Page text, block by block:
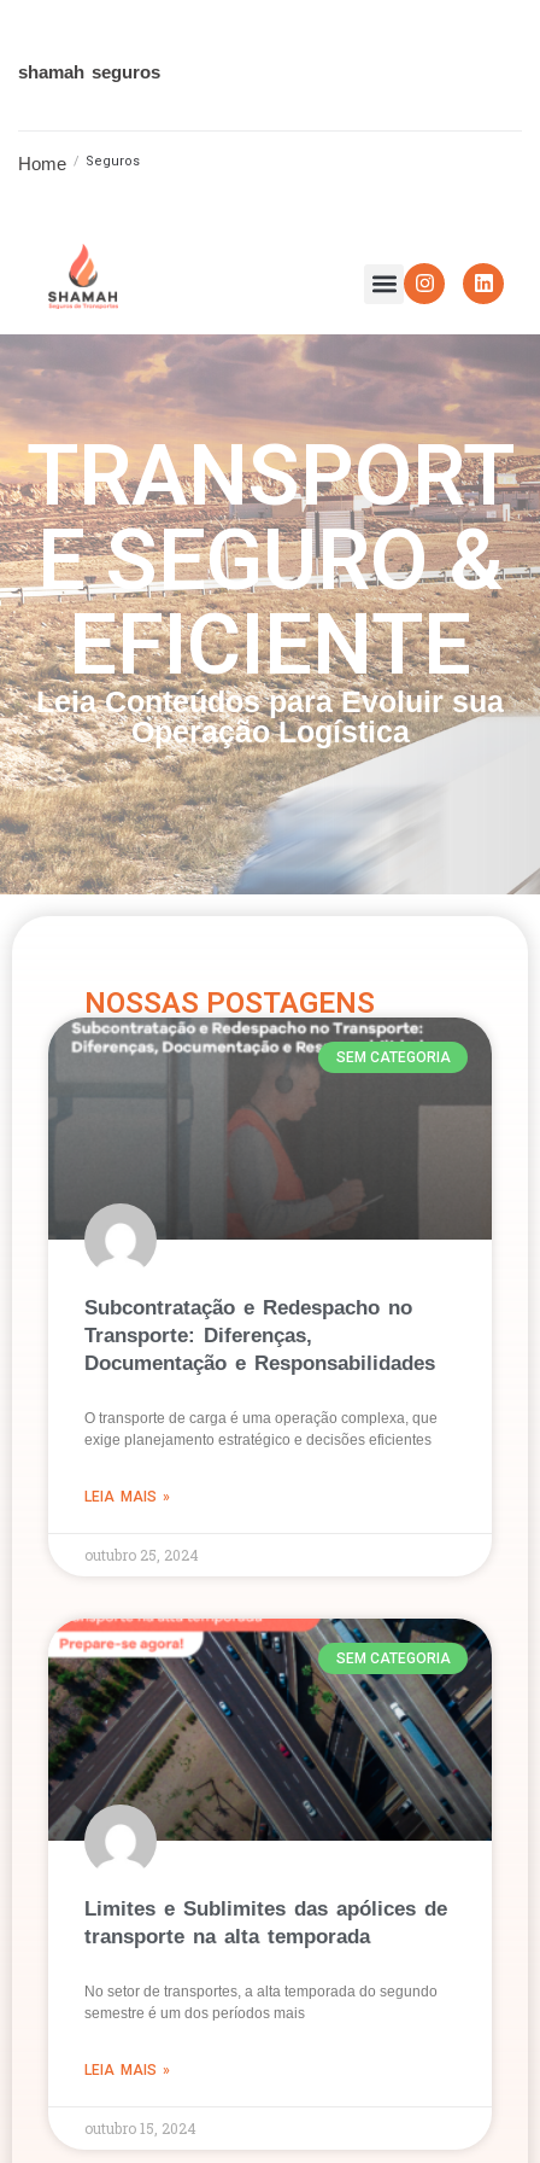
shamah seguros
Home / Seguros
TRANSPORT
E SEGURO &
EFICIENTE
Leia Conteúdos para Evoluir sua
Operação Logística
NOSSAS POSTAGENS
SEM CATEGORIA
Subcontratação e Redespacho no
Transporte: Diferenças,
Documentação e Responsabilidades
O transporte de carga é uma operação complexa, que
exige planejamento estratégico e decisões eficientes
LEIA MAIS »
outubro 25, 2024
SEM CATEGORIA
Limites e Sublimites das apólices de
transporte na alta temporada
No setor de transportes, a alta temporada do segundo
semestre é um dos períodos mais
LEIA MAIS »
outubro 15, 2024